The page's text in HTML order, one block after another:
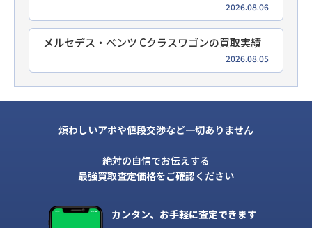
2026.08.06
メルセデス・ベンツ Cクラスワゴンの買取実績
2026.08.05
煩わしいアポや値段交渉など一切ありません
絶対の自信でお伝えする
最強買取査定価格をご確認ください
カンタン、お手軽に査定できます